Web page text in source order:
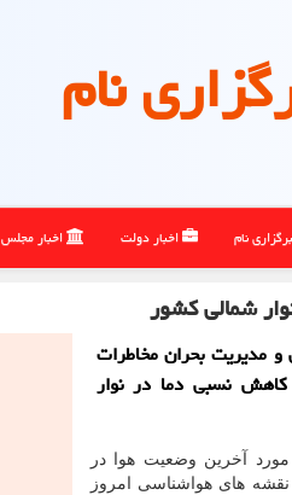
نام
نام اخبار دولت اخبار مجلس
شمالی کشور
مدیریت بحران مخاطرات
نسبی دما در نوار
آخرین وضعیت هوا در
نقشه های هواشناسی امروز